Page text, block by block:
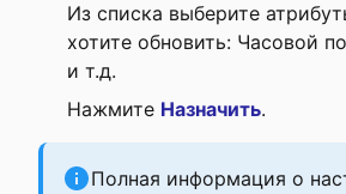
Из списка выберите
хотите обновить: Часовой
и т.д.
Нажмите Назначить.
Полная информация о